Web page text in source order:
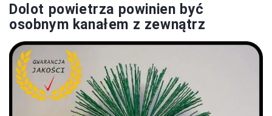
Dolot powietrza powinien być
osobnym kanałem z zewnątrz